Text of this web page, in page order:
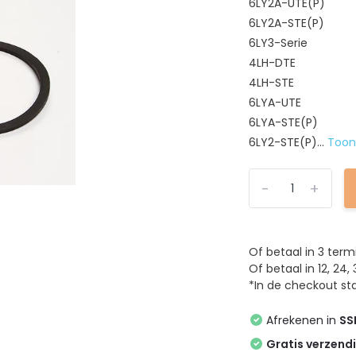
6LY2A-UTE(P)
6LY2A-STE(P)
6LY3-Serie
4LH-DTE
4LH-STE
6LYA-UTE
6LYA-STE(P)
6LY2-STE(P)...
+
-
Of betaal in 3
Of betaal in 12,
*In de checkout
Afrekenen in
Gratis